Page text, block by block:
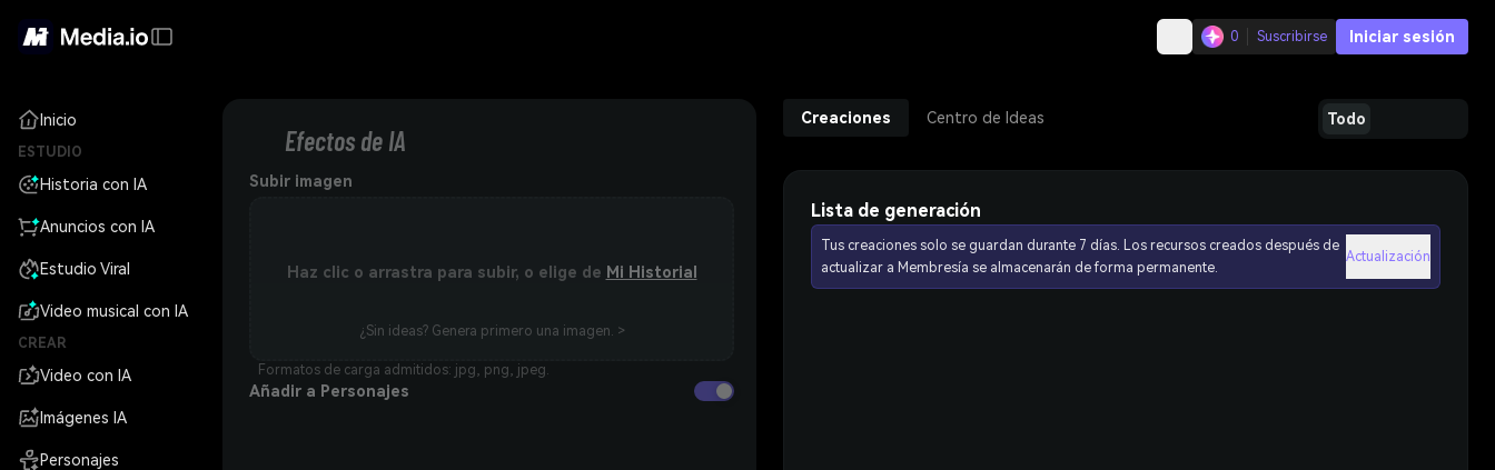
0 Suscribirse Iniciar sesión
Inicio
ESTUDIO
Historia con IA
Anuncios con IA
Estudio Viral
Video musical con IA
CREAR
Video con IA
Imágenes IA
Personajes
Efectos de IA
Subir imagen
Haz clic o arrastra para subir, o elige de Mi Historial
¿Sin ideas? Genera primero una imagen. >
Formatos de carga admitidos: jpg, png, jpeg.
Añadir a Personajes
Creaciones Centro de Ideas Todo
Lista de generación
Tus creaciones solo se guardan durante 7 días. Los recursos creados después de
actualizar a Membresía se almacenarán de forma permanente.
Actualización